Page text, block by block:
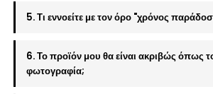
5. Τι εννοείτε με τον όρο "χρόνος
6. Το προϊόν μου θα είναι ακριβώς όπως
φωτογραφία;